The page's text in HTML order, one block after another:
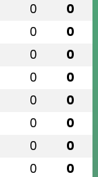
0 0
0 0
0 0
0 0
0 0
0 0
0 0
0 0